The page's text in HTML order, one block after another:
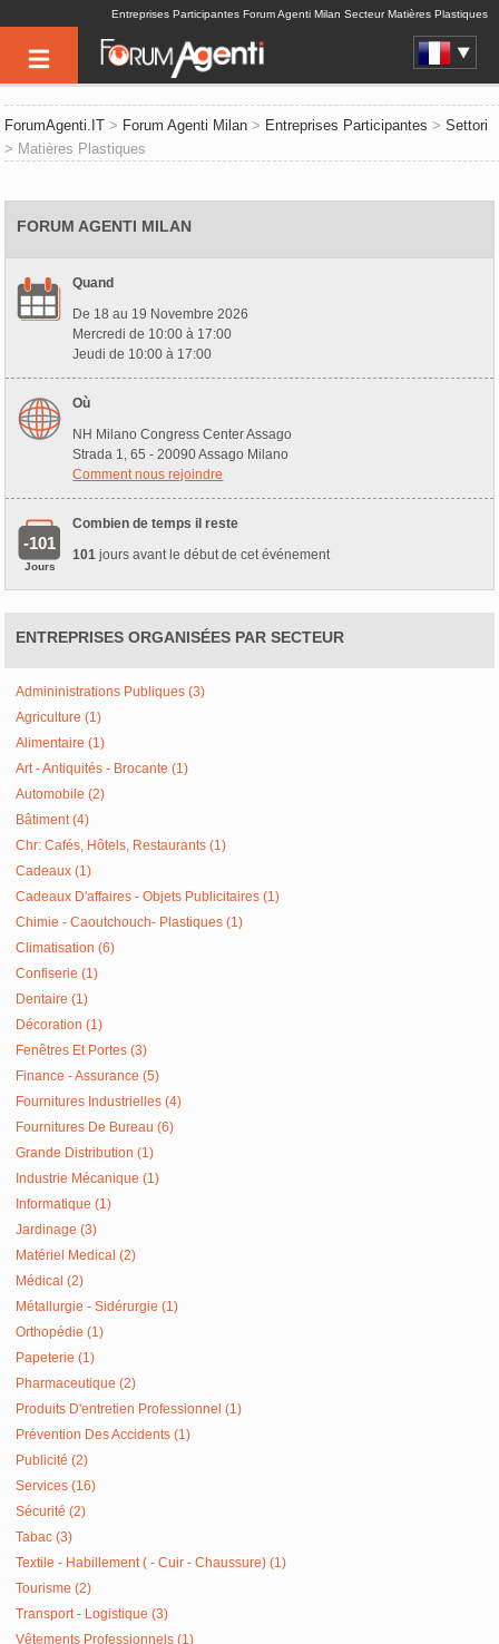
Entreprises Participantes Forum Agenti Milan Secteur Matières Plastiques
ForumAgenti.IT > Forum Agenti Milan > Entreprises Participantes >Settori
> Matières Plastiques
FORUM AGENTI MILAN
Quand
De 18 au 19 Novembre 2026
Mercredi de 10:00 à 17:00
Jeudi de 10:00 à 17:00
Où
NH Milano Congress Center Assago
Strada 1, 65 - 20090 Assago Milano
Comment nous rejoindre
-101
Jours
Combien de temps il reste
101 jours avant le début de cet événement
ENTREPRISES ORGANISÉES PAR SECTEUR
Admininistrations Publiques (3)
Agriculture (1)
Alimentaire (1)
Art - Antiquités - Brocante (1)
Automobile (2)
Bâtiment (4)
Chr: Cafés, Hôtels, Restaurants (1)
Cadeaux (1)
Cadeaux D'affaires - Objets Publicitaires (1)
Chimie - Caoutchouch- Plastiques (1)
Climatisation (6)
Confiserie (1)
Dentaire (1)
Décoration (1)
Fenêtres Et Portes (3)
Finance - Assurance (5)
Fournitures Industrielles (4)
Fournitures De Bureau (6)
Grande Distribution (1)
Industrie Mécanique (1)
Informatique (1)
Jardinage (3)
Matériel Medical (2)
Médical (2)
Métallurgie - Sidérurgie (1)
Orthopédie (1)
Papeterie (1)
Pharmaceutique (2)
Produits D'entretien Professionnel (1)
Prévention Des Accidents (1)
Publicité (2)
Services (16)
Sécurité (2)
Tabac (3)
Textile - Habillement ( - Cuir - Chaussure) (1)
Tourisme (2)
Transport - Logistique (3)
Vêtements Professionnels (1)